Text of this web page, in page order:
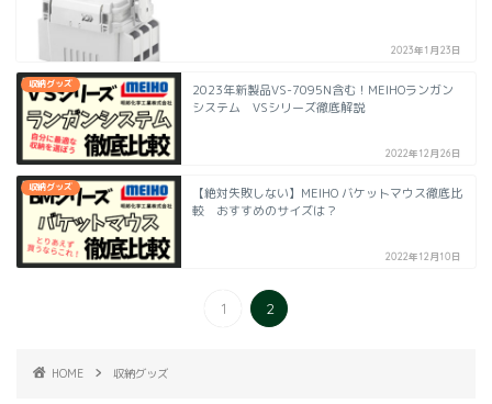
2023年1月23日
収納グッズ
2023年新製品VS-7095N含む！MEIHOランガン
システム VSシリーズ徹底解説
2022年12月26日
収納グッズ
【絶対失敗しない】MEIHO バケットマウス徹底比
較 おすすめのサイズは？
2022年12月10日
1 2
HOME 収納グッズ